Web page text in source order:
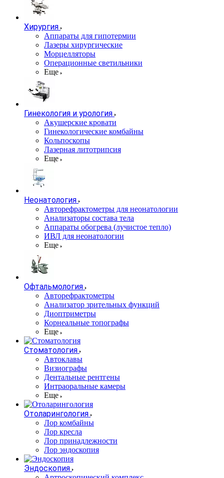
Хирургия
Аппараты для гипотермии
Лазеры хирургические
Морцелляторы
Операционные светильники
Еще
Гинекология и урология
Акушерские кровати
Гинекологические комбайны
Кольпоскопы
Лазерная литотрипсия
Еще
Неонатология
Авторефрактометры для неонатологии
Анализаторы состава тела
Аппараты обогрева (лучистое тепло)
ИВЛ для неонатологии
Еще
Офтальмология
Авторефрактометры
Анализатор зрительных функций
Диоптриметры
Корнеальные топографы
Еще
Стоматология
Автоклавы
Визиографы
Дентальные рентгены
Интраоральные камеры
Еще
Отоларингология
Лор комбайны
Лор кресла
Лор принадлежности
Лор эндоскопия
Эндоскопия